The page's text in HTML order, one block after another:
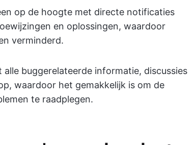
op de hoogte met directe notificaties
en oplossingen, waardoor
verminderd.
alle buggerelateerde informatie, discussies
waardoor het gemakkelijk is om de
te raadplegen.